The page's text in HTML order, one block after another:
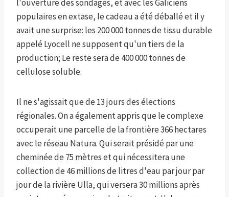
l'ouverture des sondages, et avec les Galiciens
populaires en extase, le cadeau a été déballé et il y
avait une surprise: les 200 000 tonnes de tissu durable
appelé Lyocell ne supposent qu'un tiers de la
production; Le reste sera de 400 000 tonnes de
cellulose soluble.
Il ne s'agissait que de 13 jours des élections
régionales. On a également appris que le complexe
occuperait une parcelle de la frontière 366 hectares
avec le réseau Natura. Qui serait présidé par une
cheminée de 75 mètres et qui nécessitera une
collection de 46 millions de litres d'eau par jour par
jour de la rivière Ulla, qui versera 30 millions après